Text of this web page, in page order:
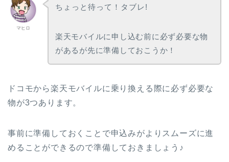
マヒロ
ちょっと待って！タブレ!
楽天モバイルに申し込む前に必ず必要な物
があるが先に準備しておこうか！
ドコモから楽天モバイルに乗り換える際に必ず必要な
物が3つあります。
事前に準備しておくことで申込みがよりスムーズに進
めることができるので準備しておきましょう♪